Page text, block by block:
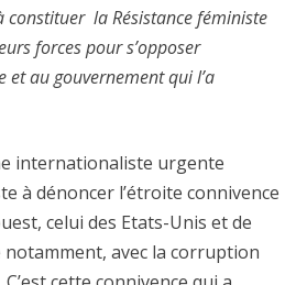
constituer la Résistance féministe
forces pour s’opposer
et au gouvernement qui l’a
internationaliste urgente
à dénoncer l’étroite connivence
celui des Etats-Unis et de
notamment, avec la corruption